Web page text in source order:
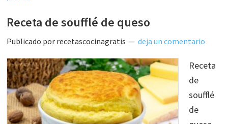
Receta de soufflé de queso
Publicado por recetascocinagratis deja un comentario
Receta
de
soufflé
de